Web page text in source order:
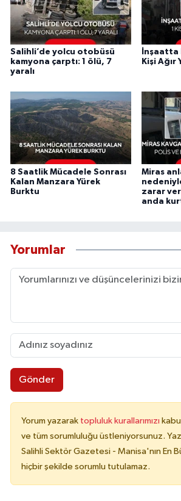
Salihli’de yolcu otobüsü
kamyona çarptı: 1 ölü, 7
yaralı
İnşaatta
Kişi Ağır
8 Saatlik Mücadele Sonrası
Kalan Manzara Yürek
Burktu
Miras
zarar
anda
Yorumlar
Gönder
Yorum yazarak topluluk kurallarımızı
ve tüm sorumluluğu üstleniyorsunuz.
Salihli Sektör Gazetesi - Manisa'nın En
hiçbir şekilde sorumlu tutulamaz.